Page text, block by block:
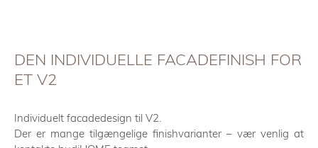
DEN INDIVIDUELLE FACADEFINISH FOR
ET V2
Individuelt facadedesign til V2.
Der er mange tilgængelige finishvarianter – vær venlig at